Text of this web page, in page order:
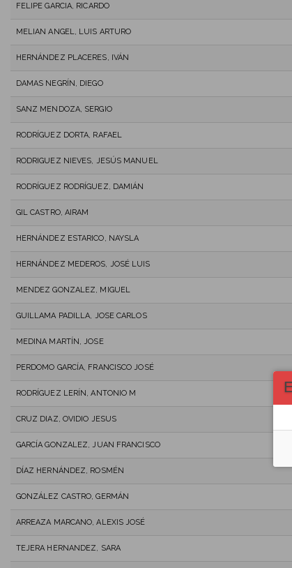
FELIPE GARCIA, RICARDO
MELIAN ANGEL, LUIS ARTURO
HERNÁNDEZ PLACERES, IVÁN
DAMAS NEGRÍN, DIEGO
SANZ MENDOZA, SERGIO
RODRÍGUEZ DORTA, RAFAEL
RODRIGUEZ NIEVES, JESÚS MANUEL
RODRÍGUEZ RODRÍGUEZ, DAMIÁN
GIL CASTRO, AIRAM
HERNÁNDEZ ESTARICO, NAYSLA
HERNÁNDEZ MEDEROS, JOSÉ LUIS
MENDEZ GONZALEZ, MIGUEL
GUILLAMA PADILLA, JOSE CARLOS
MEDINA MARTÍN, JOSE
PERDOMO GARCÍA, FRANCISCO JOSÉ
RODRÍGUEZ LERÍN, ANTONIO M
CRUZ DIAZ, OVIDIO JESUS
GARCÍA GONZALEZ, JUAN FRANCISCO
DÍAZ HERNÁNDEZ, ROSMÉN
GONZÁLEZ CASTRO, GERMÁN
ARREAZA MARCANO, ALEXIS JOSÉ
TEJERA HERNANDEZ, SARA